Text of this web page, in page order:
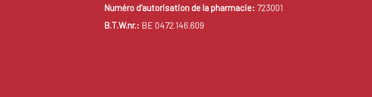
Numéro d'autorisation de la pharmacie: 723001
B.T.W.nr.: BE 0472.146.609